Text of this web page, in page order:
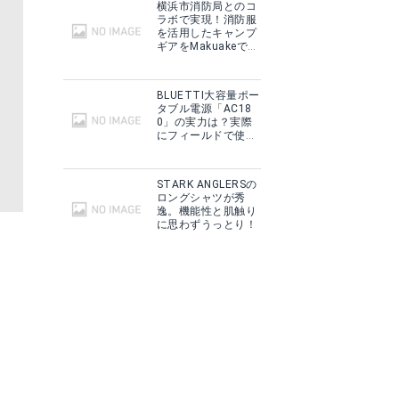
横浜市消防局とのコ
ラボで実現！消防服
を活用したキャンプ
ギアをMakuakeで予
BLUETTI大容量ポー
タブル電源「AC18
0」の実力は？実際
にフィールドで使用
STARK ANGLERSの
ロングシャツが秀
逸。機能性と肌触り
に思わずうっとり！